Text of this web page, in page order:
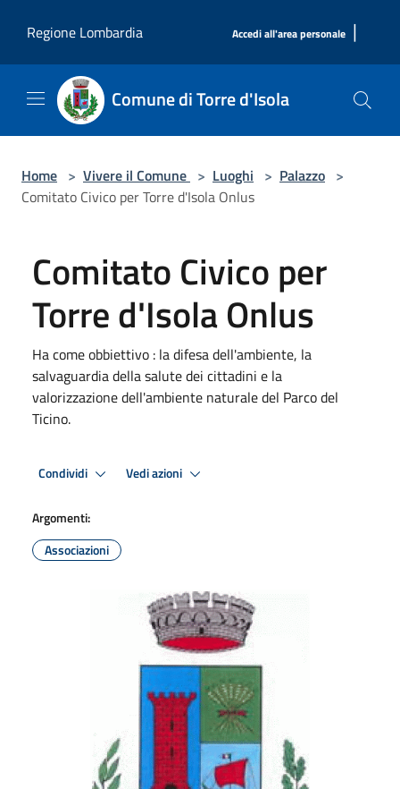
Regione Lombardia
Accedi all'area personale |
Comune di Torre d'Isola
Home > Vivere il Comune > Luoghi > Palazzo >
Comitato Civico per Torre d'Isola Onlus
Comitato Civico per
Torre d'Isola Onlus
Ha come obbiettivo : la difesa dell'ambiente, la
salvaguardia della salute dei cittadini e la
valorizzazione dell'ambiente naturale del Parco del
Ticino.
Condividi Vedi azioni
Argomenti:
Associazioni